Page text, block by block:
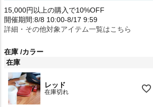
15,000円以上の購入で10%OFF
開催期間:8/8 10:00-8/17 9:59
詳細・その他対象アイテム一覧はこちら
在庫 カラー
在庫
レッド
在庫切れ